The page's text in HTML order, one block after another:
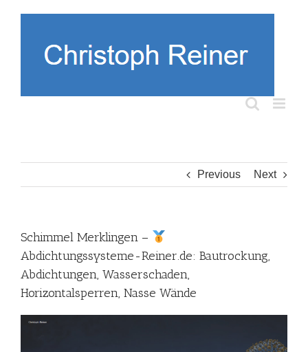
Previous Next
Schimmel Merklingen –
Abdichtungssysteme-Reiner.de: Bautrockung,
Abdichtungen, Wasserschaden,
Horizontalsperren, Nasse Wände